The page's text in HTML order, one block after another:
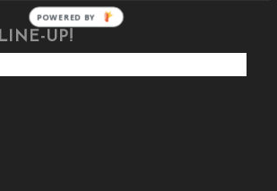
UP!
POWERED BY